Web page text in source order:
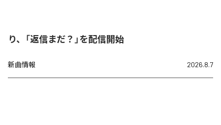
り、「返信まだ？」を配信開始
新曲情報 2026.8.7